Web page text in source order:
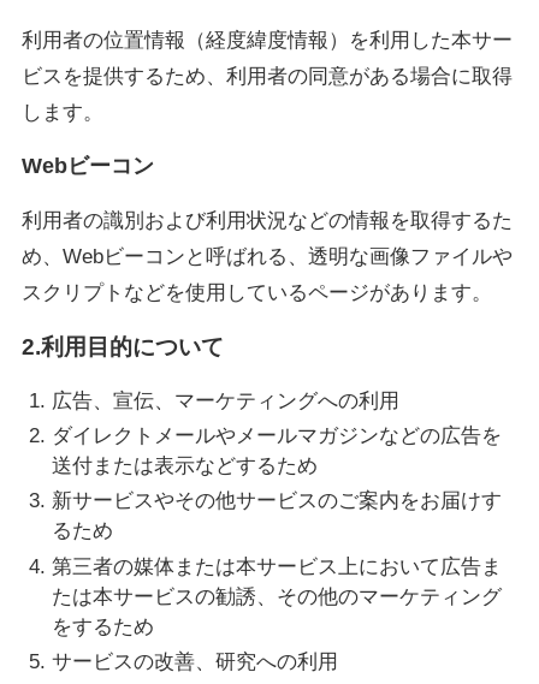
利用者の位置情報（経度緯度情報）を利用した本サー
ビスを提供するため、利用者の同意がある場合に取得
します。
Webビーコン
利用者の識別および利用状況などの情報を取得するた
め、Webビーコンと呼ばれる、透明な画像ファイルや
スクリプトなどを使用しているページがあります。
2.利用目的について
広告、宣伝、マーケティングへの利用
ダイレクトメールやメールマガジンなどの広告を
送付または表示などするため
新サービスやその他サービスのご案内をお届けす
るため
第三者の媒体または本サービス上において広告ま
たは本サービスの勧誘、その他のマーケティング
をするため
サービスの改善、研究への利用